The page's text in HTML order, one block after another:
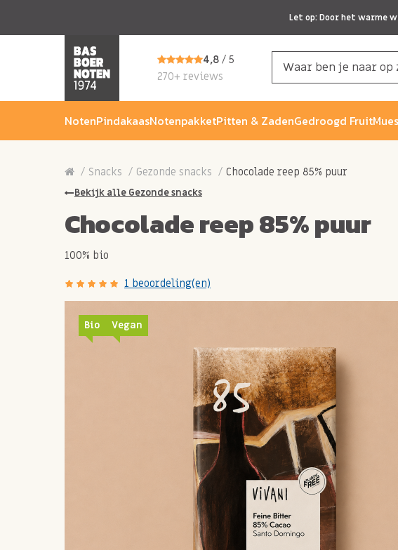
Let op: Door het warme
4,8/ 5
270+ reviews
NotenPindakaasNotenpakketPitten & ZadenGedroogd Fruit
Snacks Gezonde snacks Chocolade reep 85% puur
Bekijk alle Gezonde snacks
Chocolade reep 85% puur
100% bio
1 beoordeling(en)
Bio Vegan